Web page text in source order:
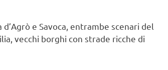
e Savoca, entrambe scenari del
vecchi borghi con strade ricche di